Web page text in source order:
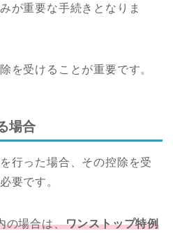
が重要な手続きとなりま
を受けることが重要です。
場合
行った場合、その控除を受
要です。
の場合は、ワンストップ特例